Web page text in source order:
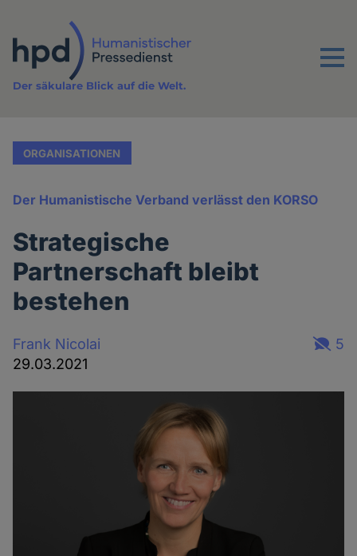
Inhalt
Menu
Der säkulare Blick auf die Welt.
ORGANISATIONEN
Der Humanistische Verband verlässt den KORSO
Strategische
Partnerschaft bleibt
bestehen
Frank Nicolai
29.03.2021
5